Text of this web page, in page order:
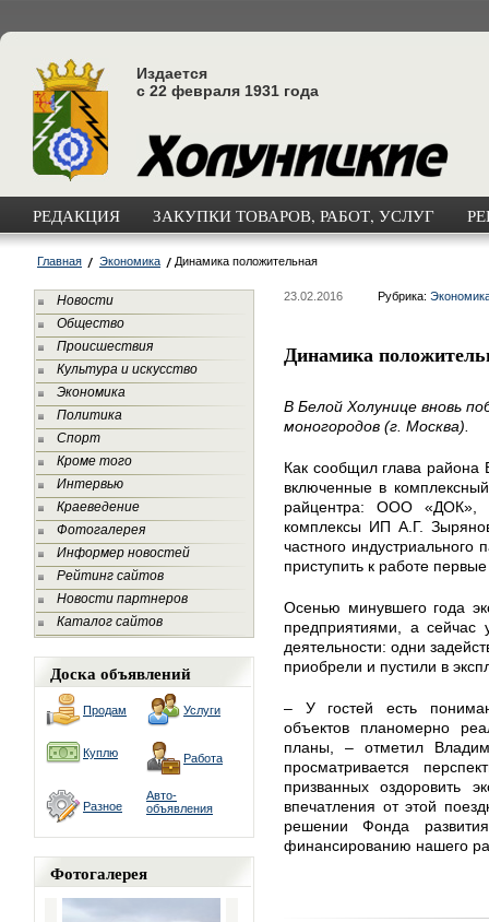
Издается
с 22 февраля 1931 года
РЕДАКЦИЯ ЗАКУПКИ ТОВАРОВ, РАБОТ, УСЛУГ
Главная Экономика Динамика положительная
Новости
Общество
Происшествия
Культура и искусство
Экономика
Политика
Спорт
Кроме того
Интервью
Краеведение
Фотогалерея
Информер новостей
Рейтинг сайтов
Новости партнеров
Каталог сайтов
Доска объявлений
Продам Услуги
Куплю Работа
Разное
Авто-
объявления
Фотогалерея
23.02.2016 Рубрика:
Динамика
В Белой Холунице вновь
моногородов (г. Москва).
Как сообщил глава
включенные в
райцентра: ООО «ДОК»,
комплексы ИП А.Г.
частного индустриального
приступить к работе
Осенью минувшего года
предприятиями, а сейчас
деятельности: одни
приобрели и пустили в
– У гостей есть
объектов планомерно
планы, – отметил
просматривается
призванных оздоровить
впечатления от этой
решении Фонда
финансированию нашего